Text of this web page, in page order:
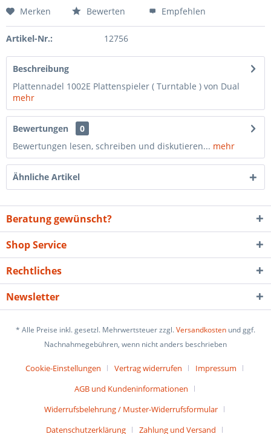
Merken Bewerten Empfehlen
Artikel-Nr.: 12756
Beschreibung
Plattennadel 1002E Plattenspieler ( Turntable ) von Dual
mehr
Bewertungen
0
Bewertungen lesen, schreiben und diskutieren... mehr
Ähnliche Artikel
Beratung gewünscht?
Shop Service
Rechtliches
Newsletter
* Alle Preise inkl. gesetzl. Mehrwertsteuer zzgl.Versandkosten und ggf.
Nachnahmegebühren, wenn nicht anders beschrieben
Cookie-Einstellungen Vertrag widerrufen
Impressum
AGB und Kundeninformationen
Widerrufsbelehrung / Muster-Widerrufsformular
Datenschutzerklärung
Zahlung und Versand